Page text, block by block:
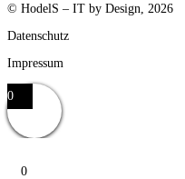
© HodelS – IT by Design, 2026
Datenschutz
Impressum
0
0